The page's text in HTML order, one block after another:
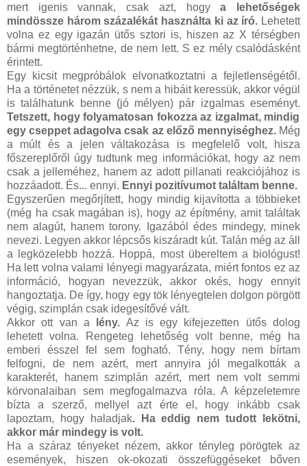
mert igenis vannak, csak azt, hogya lehetőségek
mindössze három százalékát használta ki az író. Lehetett
volna ez egy igazán ütős sztori is, hiszen az X térségben
bármi megtörténhetne, de nem lett. S ez mély csalódásként
érintett.
Egy kicsit megpróbálok elvonatkoztatni a fejletlenségétől.
Ha a történetet nézzük, s nem a hibáit keressük, akkor végül
is találhatunk benne (jó mélyen) pár izgalmas eseményt.
Tetszett, hogy folyamatosan fokozza az izgalmat, mindig
egy cseppet adagolva csak az előző mennyiséghez.Még
a múlt és a jelen váltakozása is megfelelő volt, hisza
főszereplőről úgy tudtunk meg információkat, hogy az nem
csak a jelleméhez, hanem az adott pillanati reakciójához is
hozzáadott. És... ennyi. Ennyi pozitívumot találtam benne.
Egyszerűen megőrjített, hogy mindig kijavította a többieket
(még ha csak magában is), hogy az építmény, amit találtak
nem alagút, hanem torony. Igazából édes mindegy, minek
nevezi. Legyen akkor lépcsős kiszáradt kút. Talán még az áll
a legközelebb hozzá. Hoppá, most übereltem a biológust!
Ha lett volna valami lényegi magyarázata, miért fontos ez az
információ, hogyan nevezzük, akkor okés, hogy ennyit
hangoztatja. De így, hogy egy tök lényegtelen dolgon pörgött
végig, szimplán csak idegesítővé vált.
Akkor ott van a lény. Az is egy kifejezetten ütős dolog
lehetett volna. Rengeteg lehetőség volt benne, még ha
emberi ésszel fel sem fogható. Tény, hogy nem bírtam
felfogni, de nem azért, mert annyira jól megalkották a
karakterét, hanem szimplán azért, mert nem volt semmi
körvonalaiban sem megfogalmazva róla. A képzeletemre
bízta a szerző, mellyel azt érte el, hogy inkább csak
lapoztam, hogy haladjak. Ha eddig nem tudott lekötni,
akkor már mindegy is volt.
Ha a száraz tényeket nézem, akkor tényleg pörögtek az
események, hiszen ok-okozati összefüggéseket bőven